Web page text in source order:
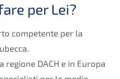
per Lei?
competente per la
DACH e in Europa